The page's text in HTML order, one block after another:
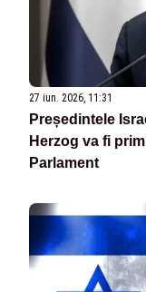
27 iun. 2026, 11:31
Președintele
Herzog va fi
Parlament